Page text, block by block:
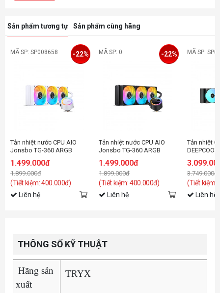
KANALY cung cấp khả năng kiểm soát hoàn toàn hiệu ứng ánh sáng
Sản phẩm tương tự Sản phẩm cùng hãng
MÃ SP: SP008658
Tản nhiệt nước CPU AIO
Jonsbo TG-360 ARGB
không dây )
1.499.000đ
1.899.000đ
(Tiết kiệm: 400.000đ)
-22%
Liên hệ
MÃ SP: 0
Tản nhiệt nước CPU AIO
Jonsbo TG-360 ARGB
không dây )
1.499.000đ
1.899.000đ
(Tiết kiệm: 400.000đ)
-22%
Liên hệ
MÃ SP:
Tản nhiệt
3.749.000đ
(Tiết kiệm:
Liên hệ
THÔNG SỐ KỸ THUẬT
Hãng sản
xuất
TRYX